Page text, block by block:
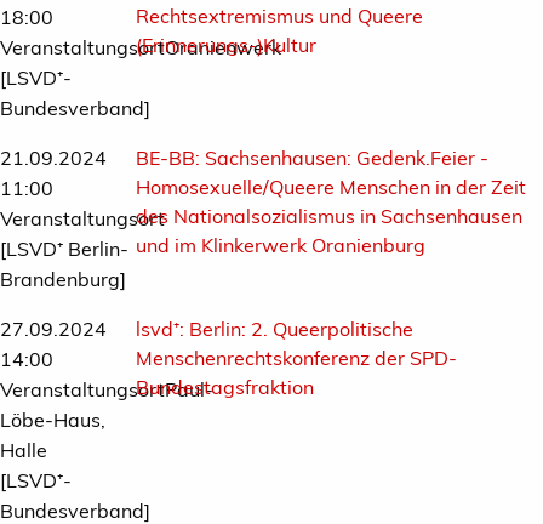
18:00
VeranstaltungsortOranienwerk
[LSVD⁺-
Bundesverband]
Rechtsextremismus und Queere
(Erinnerungs-)Kultur
21.09.2024
11:00
Veranstaltungsort
[LSVD⁺ Berlin-
Brandenburg]
BE-BB: Sachsenhausen: Gedenk.Feier -
Homosexuelle/Queere Menschen in der Zeit
des Nationalsozialismus in Sachsenhausen
und im Klinkerwerk Oranienburg
27.09.2024
14:00
VeranstaltungsortPaul-
Löbe-Haus,
Halle
[LSVD⁺-
Bundesverband]
lsvd⁺: Berlin: 2. Queerpolitische
Menschenrechtskonferenz der SPD-
Bundestagsfraktion